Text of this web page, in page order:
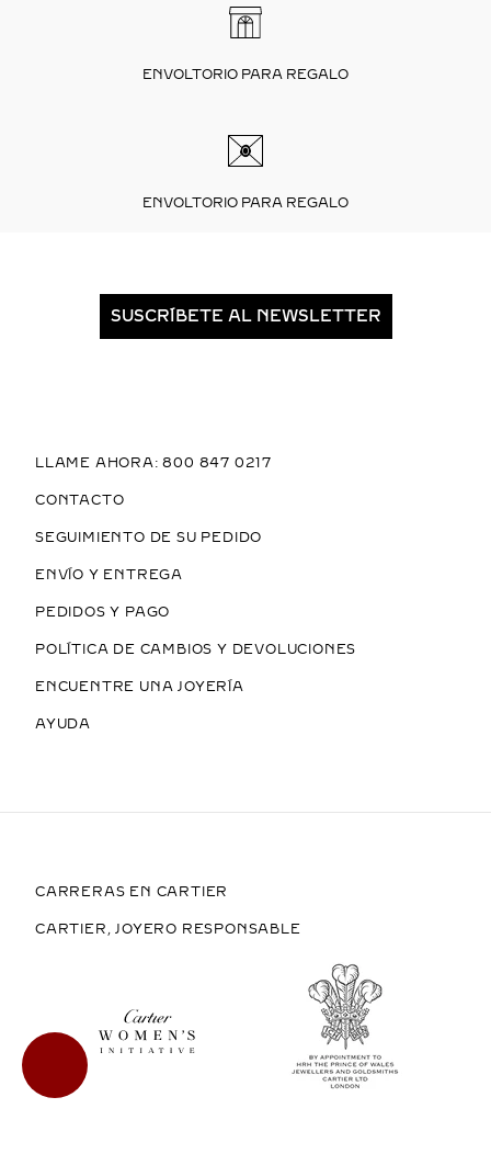
ENVOLTORIO PARA REGALO
ENVOLTORIO PARA REGALO
SUSCRÍBETE AL NEWSLETTER
LLAME AHORA: 800 847 0217
CONTACTO
SEGUIMIENTO DE SU PEDIDO
ENVÍO Y ENTREGA
PEDIDOS Y PAGO
POLÍTICA DE CAMBIOS Y DEVOLUCIONES
ENCUENTRE UNA JOYERÍA
AYUDA
CARRERAS EN CARTIER
CARTIER, JOYERO RESPONSABLE